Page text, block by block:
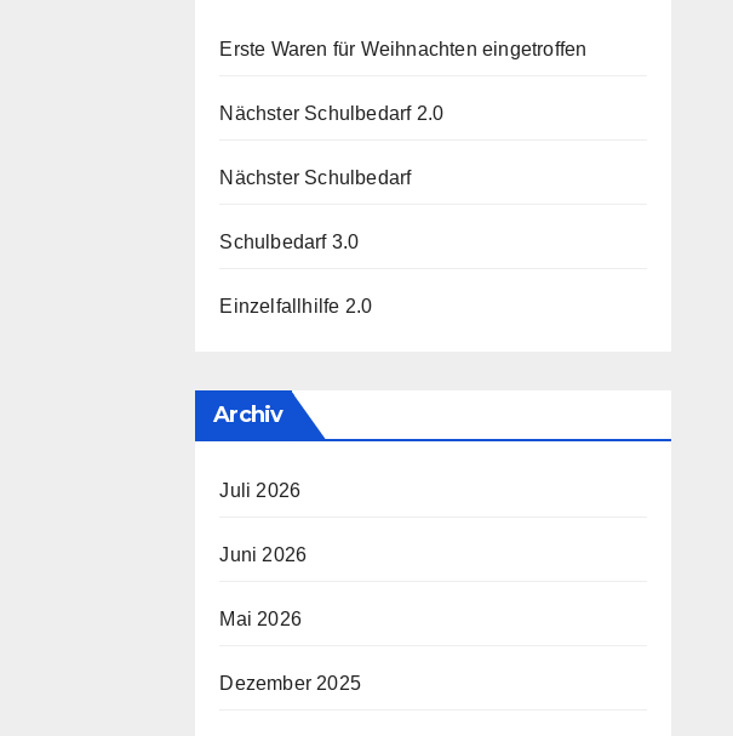
Erste Waren für Weihnachten eingetroffen
Nächster Schulbedarf 2.0
Nächster Schulbedarf
Schulbedarf 3.0
Einzelfallhilfe 2.0
Archiv
Juli 2026
Juni 2026
Mai 2026
Dezember 2025